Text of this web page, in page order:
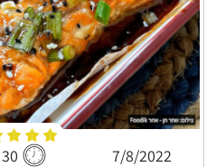
7/8/2022 30 דקות